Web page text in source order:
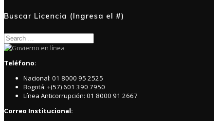
Buscar Licencia (Ingresa el #)
Search
for:
Teléfono:
Nacional: 01 8000 95 2525
Bogotá: +(57) 601 390 7950
Línea Anticorrupción: 01 8000 91 2667
Correo Institucional: